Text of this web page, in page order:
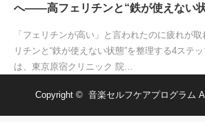
へ——高フェリチンと“鉄が使えない
「フェリチンが高い」と言われたのに疲れが
リチンと“鉄が使えない状態”を整理する4ステ
は、東京原宿クリニック 院…
Copyright © 音楽セルフケアプログラム